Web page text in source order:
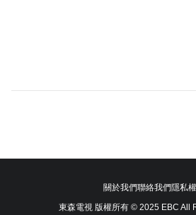
關於我們聯絡我們隱私
東森電視 版權所有 © 2025 EBC All